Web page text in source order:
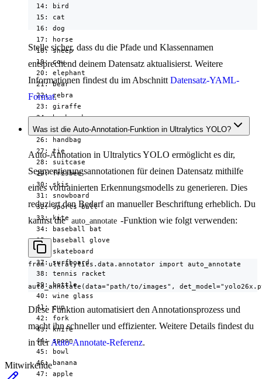
  14: bird
  15: cat
  16: dog
  17: horse
  18: sheep
  19: cow
  20: elephant
  21: bear
  22: zebra
  23: giraffe
  24: backpack
  25: umbrella
  26: handbag
  27: tie
  28: suitcase
  29: frisbee
  30: skis
  31: snowboard
  32: sports ball
  33: kite
  34: baseball bat
  35: baseball glove
  36: skateboard
  37: surfboard
  38: tennis racket
  39: bottle
  40: wine glass
  41: cup
  42: fork
  43: knife
  44: spoon
  45: bowl
  46: banana
  47: apple
Stelle sicher, dass du die Pfade und Klassennamen
entsprechend deinem Datensatz aktualisierst. Weitere
Informationen findest du im Abschnitt Datensatz-YAML-
Format.
Was ist die Auto-Annotation-Funktion in Ultralytics YOLO?
Auto-Annotation in Ultralytics YOLO ermöglicht es dir,
Segmentierungsannotationen für deinen Datensatz mithilfe
eines vortrainierten Erkennungsmodells zu generieren. Dies
reduziert den Bedarf an manueller Beschriftung erheblich. Du
kannst die auto_annotate -Funktion wie folgt verwenden:
from ultralytics.data.annotator import auto_annotate
auto_annotate(data="path/to/images",
Diese Funktion automatisiert den Annotationsprozess und
macht ihn schneller und effizienter. Weitere Details findest du
in derAuto-Annotate-Referenz.
Mitwirkende